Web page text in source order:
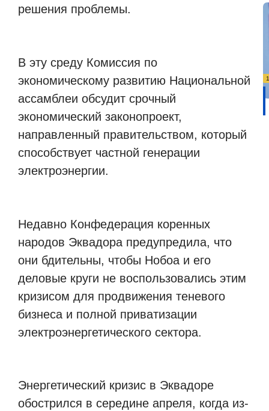
решения проблемы.
В эту среду Комиссия по
экономическому развитию Национальной
ассамблеи обсудит срочный
экономический законопроект,
направленный правительством, который
способствует частной генерации
электроэнергии.
Недавно Конфедерация коренных
народов Эквадора предупредила, что
они бдительны, чтобы Нобоа и его
деловые круги не воспользовались этим
кризисом для продвижения теневого
бизнеса и полной приватизации
электроэнергетического сектора.
Энергетический кризис в Эквадоре
обострился в середине апреля, когда из-